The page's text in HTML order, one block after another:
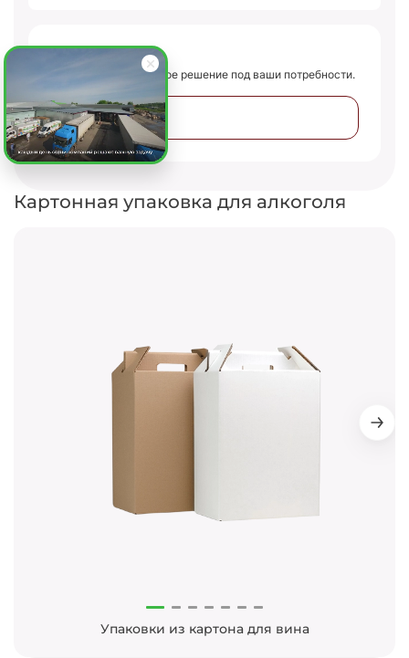
Картонная упаковка для алкоголя
Упаковки из картона для вина
Нужна помощь?
Подберем оптимальное решение под ваши потребности.
Получить консультацию